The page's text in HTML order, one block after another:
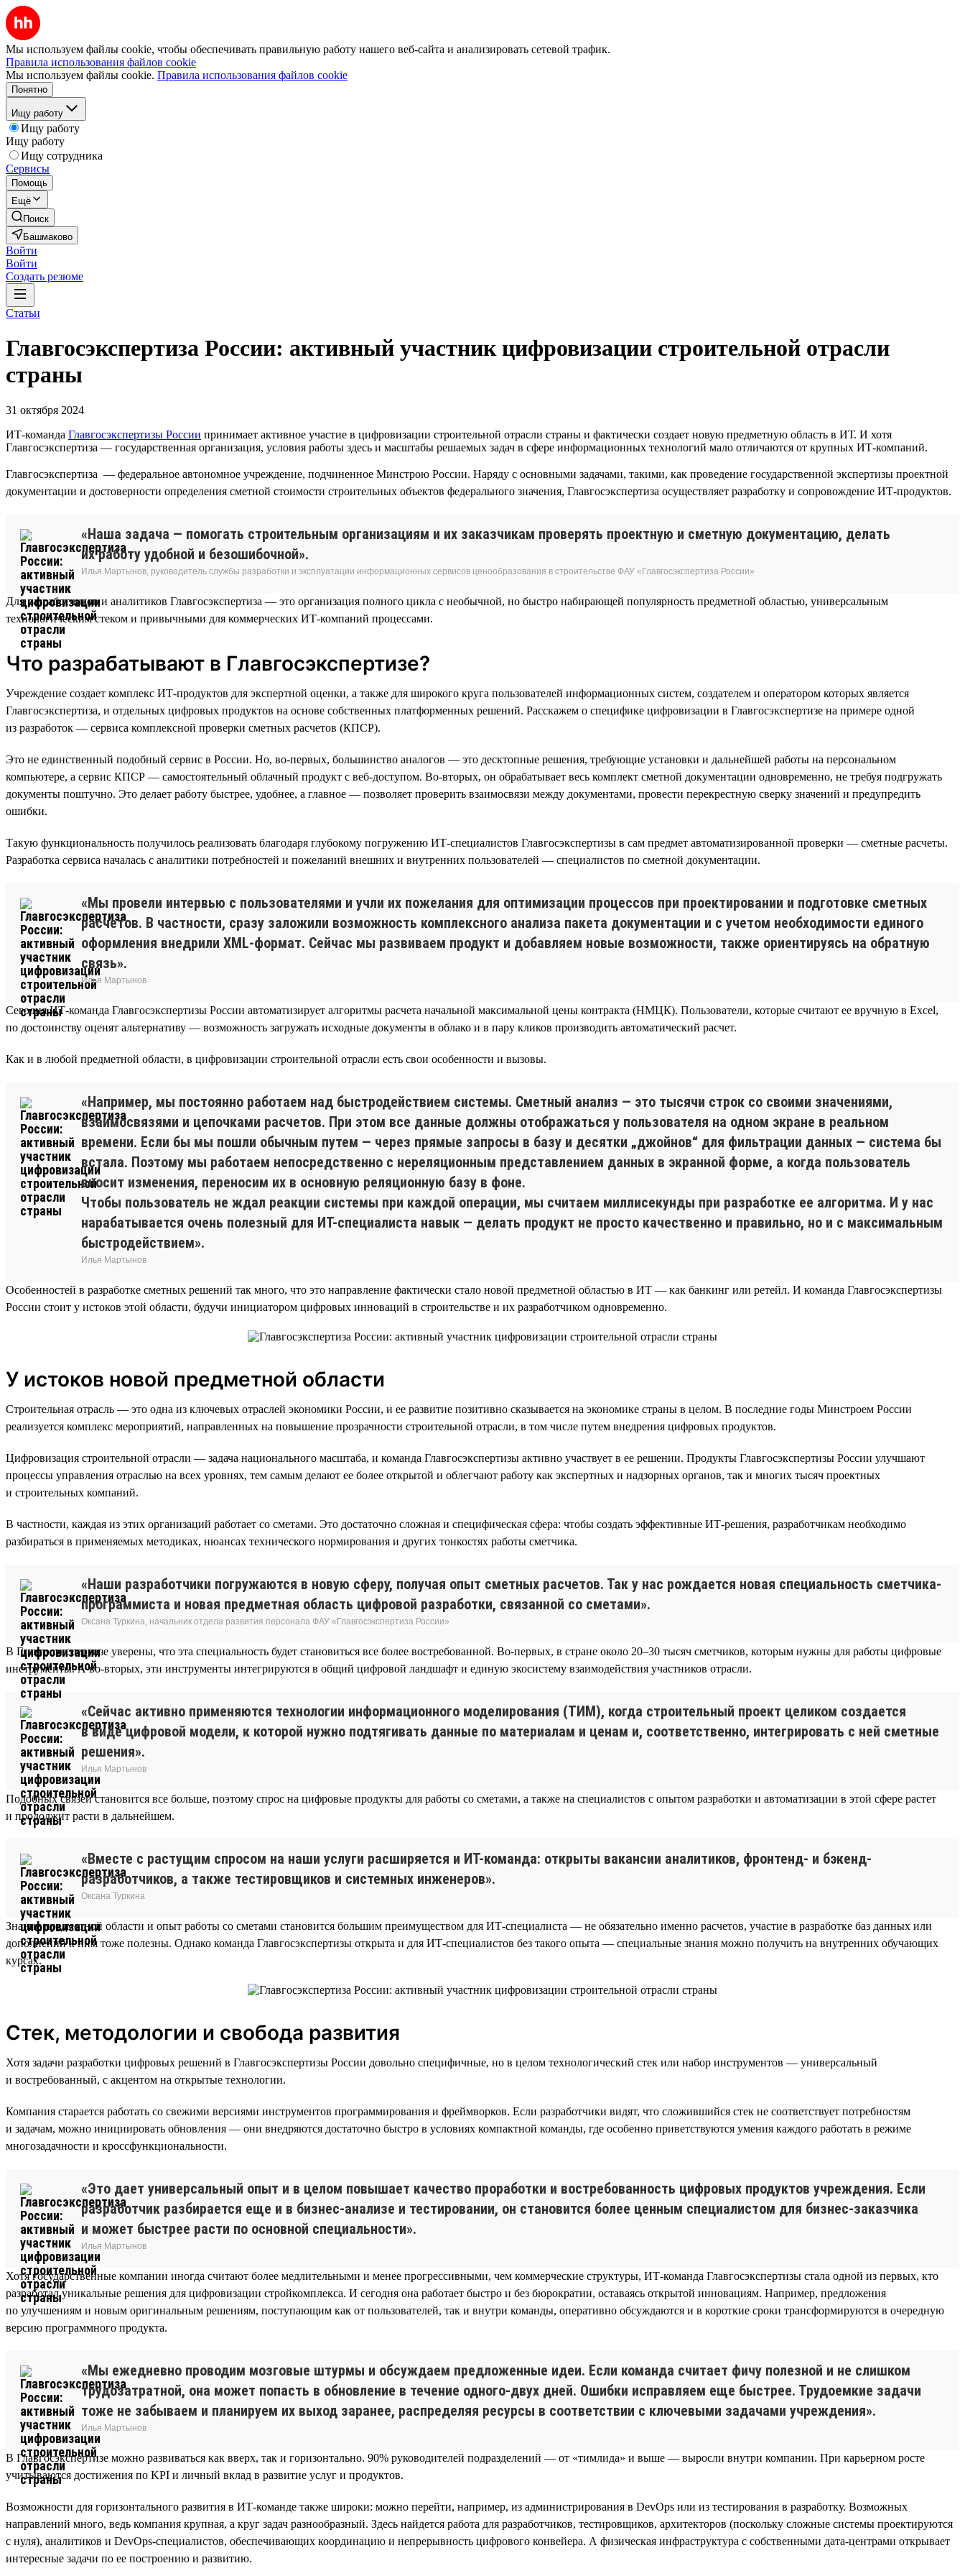
Мы используем файлы cookie, чтобы обеспечивать правильную работу нашего веб-сайта и анализировать сетевой трафик.
Правила использования файлов cookie
Мы используем файлы cookie. Правила использования файлов cookie
Понятно
Ищу работу
Ищу работу
Ищу работу
Ищу сотрудника
Сервисы
Помощь
Ещё
Поиск
Башмаково
Войти
Войти
Создать резюме
Статьи
Главгосэкспертиза России: активный участник цифровизации строительной отрасли
страны
31 октября 2024
ИТ-команда Главгосэкспертизы России принимает активное участие в цифровизации строительной отрасли страны и фактически создает новую предметную область в ИТ. И хотя
Главгосэкспертиза — государственная организация, условия работы здесь и масштабы решаемых задач в сфере информационных технологий мало отличаются от крупных ИТ-компаний.
Главгосэкспертиза — федеральное автономное учреждение, подчиненное Минстрою России. Наряду с основными задачами, такими, как проведение государственной экспертизы проектной
документации и достоверности определения сметной стоимости строительных объектов федерального значения, Главгосэкспертиза осуществляет разработку и сопровождение ИТ-продуктов.
«Наша задача — помогать строительным организациям и их заказчикам проверять проектную и сметную документацию, делать
их работу удобной и безошибочной».
Илья Мартынов, руководитель службы разработки и эксплуатации информационных сервисов ценообразования в строительстве ФАУ «Главгосэкспертиза России»
Для разработчиков и аналитиков Главгосэкспертиза — это организация полного цикла с необычной, но быстро набирающей популярность предметной областью, универсальным
технологическим стеком и привычными для коммерческих ИТ-компаний процессами.
Что разрабатывают в Главгосэкспертизе?
Учреждение создает комплекс ИТ-продуктов для экспертной оценки, а также для широкого круга пользователей информационных систем, создателем и оператором которых является
Главгосэкспертиза, и отдельных цифровых продуктов на основе собственных платформенных решений. Расскажем о специфике цифровизации в Главгосэкспертизе на примере одной
из разработок — сервиса комплексной проверки сметных расчетов (КПСР).
Это не единственный подобный сервис в России. Но, во-первых, большинство аналогов — это десктопные решения, требующие установки и дальнейшей работы на персональном
компьютере, а сервис КПСР — самостоятельный облачный продукт с веб-доступом. Во-вторых, он обрабатывает весь комплект сметной документации одновременно, не требуя подгружать
документы поштучно. Это делает работу быстрее, удобнее, а главное — позволяет проверить взаимосвязи между документами, провести перекрестную сверку значений и предупредить
ошибки.
Такую функциональность получилось реализовать благодаря глубокому погружению ИТ-специалистов Главгосэкспертизы в сам предмет автоматизированной проверки — сметные расчеты.
Разработка сервиса началась с аналитики потребностей и пожеланий внешних и внутренних пользователей — специалистов по сметной документации.
«Мы провели интервью с пользователями и учли их пожелания для оптимизации процессов при проектировании и подготовке сметных
расчетов. В частности, сразу заложили возможность комплексного анализа пакета документации и с учетом необходимости единого
оформления внедрили XML-формат. Сейчас мы развиваем продукт и добавляем новые возможности, также ориентируясь на обратную
связь».
Илья Мартынов
Сегодня ИТ-команда Главгосэкспертизы России автоматизирует алгоритмы расчета начальной максимальной цены контракта (НМЦК). Пользователи, которые считают ее вручную в Excel,
по достоинству оценят альтернативу — возможность загружать исходные документы в облако и в пару кликов производить автоматический расчет.
Как и в любой предметной области, в цифровизации строительной отрасли есть свои особенности и вызовы.
«Например, мы постоянно работаем над быстродействием системы. Сметный анализ — это тысячи строк со своими значениями,
взаимосвязями и цепочками расчетов. При этом все данные должны отображаться у пользователя на одном экране в реальном
времени. Если бы мы пошли обычным путем — через прямые запросы в базу и десятки „джойнов“ для фильтрации данных — система бы
встала. Поэтому мы работаем непосредственно с нереляционным представлением данных в экранной форме, а когда пользователь
вносит изменения, переносим их в основную реляционную базу в фоне.
Чтобы пользователь не ждал реакции системы при каждой операции, мы считаем миллисекунды при разработке ее алгоритма. И у нас
нарабатывается очень полезный для ИТ-специалиста навык — делать продукт не просто качественно и правильно, но и с максимальным
быстродействием».
Илья Мартынов
Особенностей в разработке сметных решений так много, что это направление фактически стало новой предметной областью в ИТ — как банкинг или ретейл. И команда Главгосэкспертизы
России стоит у истоков этой области, будучи инициатором цифровых инноваций в строительстве и их разработчиком одновременно.
У истоков новой предметной области
Строительная отрасль — это одна из ключевых отраслей экономики России, и ее развитие позитивно сказывается на экономике страны в целом. В последние годы Минстроем России
реализуется комплекс мероприятий, направленных на повышение прозрачности строительной отрасли, в том числе путем внедрения цифровых продуктов.
Цифровизация строительной отрасли — задача национального масштаба, и команда Главгосэкспертизы активно участвует в ее решении. Продукты Главгосэкспертизы России улучшают
процессы управления отраслью на всех уровнях, тем самым делают ее более открытой и облегчают работу как экспертных и надзорных органов, так и многих тысяч проектных
и строительных компаний.
В частности, каждая из этих организаций работает со сметами. Это достаточно сложная и специфическая сфера: чтобы создать эффективные ИТ-решения, разработчикам необходимо
разбираться в применяемых методиках, нюансах технического нормирования и других тонкостях работы сметчика.
«Наши разработчики погружаются в новую сферу, получая опыт сметных расчетов. Так у нас рождается новая специальность сметчика-
программиста и новая предметная область цифровой разработки, связанной со сметами».
Оксана Туркина, начальник отдела развития персонала ФАУ «Главгосэкспертиза России»
В Главгосэкспертизе уверены, что эта специальность будет становиться все более востребованной. Во-первых, в стране около 20–30 тысяч сметчиков, которым нужны для работы цифровые
инструменты. А во-вторых, эти инструменты интегрируются в общий цифровой ландшафт и единую экосистему взаимодействия участников отрасли.
«Сейчас активно применяются технологии информационного моделирования (ТИМ), когда строительный проект целиком создается
в виде цифровой модели, к которой нужно подтягивать данные по материалам и ценам и, соответственно, интегрировать с ней сметные
решения».
Илья Мартынов
Подобных связей становится все больше, поэтому спрос на цифровые продукты для работы со сметами, а также на специалистов с опытом разработки и автоматизации в этой сфере растет
и продолжит расти в дальнейшем.
«Вместе с растущим спросом на наши услуги расширяется и ИТ-команда: открыты вакансии аналитиков, фронтенд- и бэкенд-
разработчиков, а также тестировщиков и системных инженеров».
Оксана Туркина
Знание предметной области и опыт работы со сметами становится большим преимуществом для ИТ-специалиста — не обязательно именно расчетов, участие в разработке баз данных или
дополнений к ним тоже полезны. Однако команда Главгосэкспертизы открыта и для ИТ-специалистов без такого опыта — специальные знания можно получить на внутренних обучающих
курсах.
Стек, методологии и свобода развития
Хотя задачи разработки цифровых решений в Главгосэкспертизы России довольно специфичные, но в целом технологический стек или набор инструментов — универсальный
и востребованный, с акцентом на открытые технологии.
Компания старается работать со свежими версиями инструментов программирования и фреймворков. Если разработчики видят, что сложившийся стек не соответствует потребностям
и задачам, можно инициировать обновления — они внедряются достаточно быстро в условиях компактной команды, где особенно приветствуются умения каждого работать в режиме
многозадачности и кроссфункциональности.
«Это дает универсальный опыт и в целом повышает качество проработки и востребованность цифровых продуктов учреждения. Если
разработчик разбирается еще и в бизнес-анализе и тестировании, он становится более ценным специалистом для бизнес-заказчика
и может быстрее расти по основной специальности».
Илья Мартынов
Хотя государственные компании иногда считают более медлительными и менее прогрессивными, чем коммерческие структуры, ИТ-команда Главгосэкспертизы стала одной из первых, кто
разработал уникальные решения для цифровизации стройкомплекса. И сегодня она работает быстро и без бюрократии, оставаясь открытой инновациям. Например, предложения
по улучшениям и новым оригинальным решениям, поступающим как от пользователей, так и внутри команды, оперативно обсуждаются и в короткие сроки трансформируются в очередную
версию программного продукта.
«Мы ежедневно проводим мозговые штурмы и обсуждаем предложенные идеи. Если команда считает фичу полезной и не слишком
трудозатратной, она может попасть в обновление в течение одного-двух дней. Ошибки исправляем еще быстрее. Трудоемкие задачи
тоже не забываем и планируем их выход заранее, распределяя ресурсы в соответствии с ключевыми задачами учреждения».
Илья Мартынов
В Главгосэкспертизе можно развиваться как вверх, так и горизонтально. 90% руководителей подразделений — от «тимлида» и выше — выросли внутри компании. При карьерном росте
учитываются достижения по KPI и личный вклад в развитие услуг и продуктов.
Возможности для горизонтального развития в ИТ-команде также широки: можно перейти, например, из администрирования в DevOps или из тестирования в разработку. Возможных
направлений много, ведь компания крупная, а круг задач разнообразный. Здесь найдется работа для разработчиков, тестировщиков, архитекторов (поскольку сложные системы проектируются
с нуля), аналитиков и DevOps-специалистов, обеспечивающих координацию и непрерывность цифрового конвейера. А физическая инфраструктура с собственными дата-центрами открывает
интересные задачи по ее построению и развитию.